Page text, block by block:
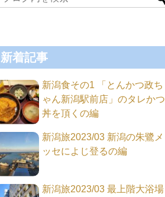
新着記事
新潟食その1 「とんかつ政ち
ゃん新潟駅前店」のタレかつ
丼を頂くの編
新潟旅2023/03 新潟の朱鷺メ
ッセによじ登るの編
新潟旅2023/03 最上階大浴場